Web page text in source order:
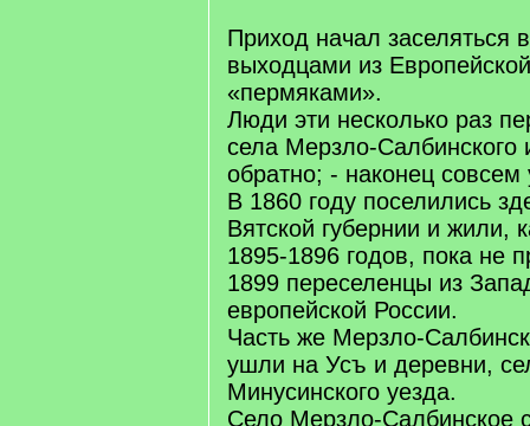
Приход начал заселяться
выходцами из
«пермяками».
Люди эти несколько раз
села Мерзло-Салбинского
обратно; - наконец
В 1860 году поселились
Вятской губернии и жили,
1895-1896 годов, пока не
1899 переселенцы из
европейской России.
Часть же Мерзло-
ушли на Усъ и деревни,
Минусинского уезда.
Село Мерзло-Салбинское